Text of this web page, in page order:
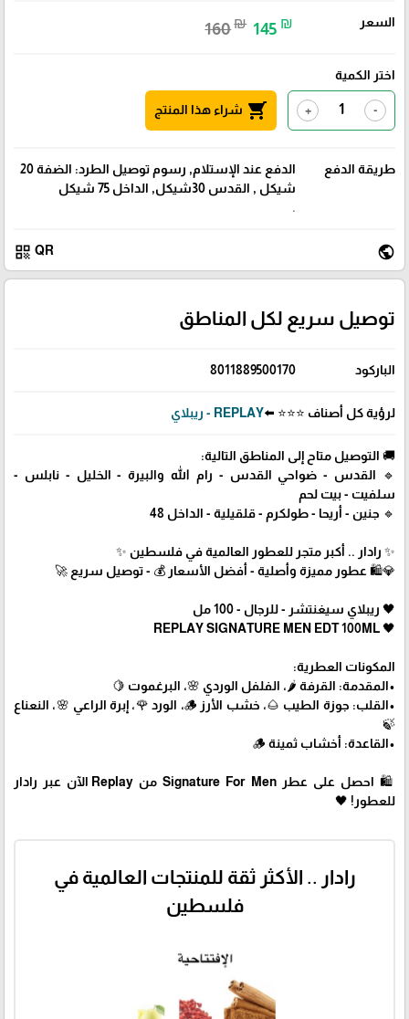
السعر 160₪ 145 ₪
اختر الكمية
-
+
shopping_cart شراء هذا المنتج
طريقة الدفع
الدفع عند الإستلام, رسوم توصيل الطرد: الضفة 20
شيكل , القدس 30شيكل, الداخل 75 شيكل
.
public
QR
qr_code
توصيل سريع لكل المناطق
الباركود 8011889500170
لرؤية كل أصناف ⭐⭐⭐ ⬅️REPLAY - ريبلاي
🚚 التوصيل متاح إلى المناطق التالية:
🔹 القدس - ضواحي القدس - رام الله والبيرة - الخليل - نابلس -
سلفيت - بيت لحم
🔹 جنين - أريحا - طولكرم - قلقيلية - الداخل 48
✨ رادار .. أكبر متجر للعطور العالمية في فلسطين ✨
💎🛍️ عطور مميزة وأصلية - أفضل الأسعار 💰 - توصيل سريع 🚀
🖤 ريبلاي سيغنتشر - للرجال - 100 مل
🖤 REPLAY SIGNATURE MEN EDT 100ML
المكونات العطرية:
•المقدمة: القرفة 🌶️، الفلفل الوردي 🌸، البرغموت 🍋
•القلب: جوزة الطيب 🌰، خشب الأرز 🪵، الورد 🌹، إبرة الراعي 🌸، النعناع
🍃
•القاعدة: أخشاب ثمينة 🪵
🛍 احصل على عطر Signature For Men من Replay الآن عبر رادار
للعطور! 🖤
رادار .. الأكثر ثقة للمنتجات العالمية في
فلسطين